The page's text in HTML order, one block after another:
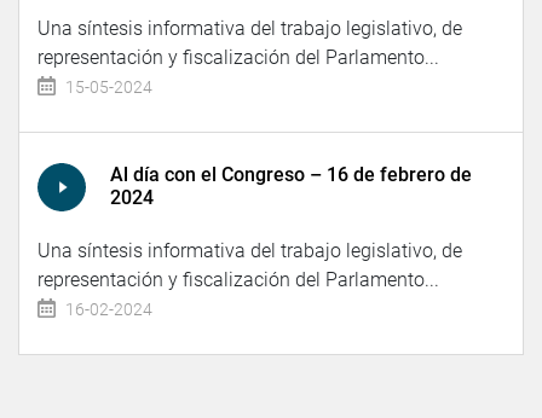
Una síntesis informativa del trabajo legislativo, de
representación y fiscalización del Parlamento...
15-05-2024
Al día con el Congreso – 16 de febrero de
2024
Una síntesis informativa del trabajo legislativo, de
representación y fiscalización del Parlamento...
16-02-2024